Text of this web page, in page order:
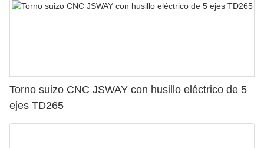
Torno suizo CNC JSWAY con husillo eléctrico de 5
ejes TD265